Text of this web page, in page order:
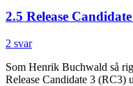
2.5 Release
2 svar
Som Henrik Buchwald så
Release Candidate 3 (RC3)